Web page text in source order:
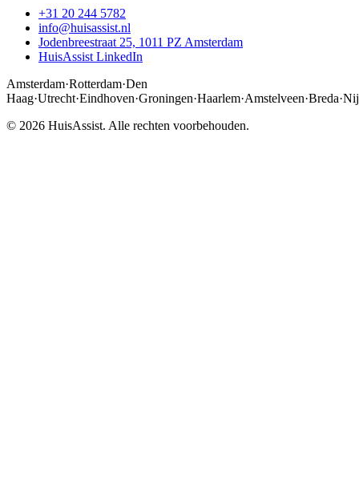
+31 20 244 5782
info@huisassist.nl
Jodenbreestraat 25, 1011 PZ Amsterdam
HuisAssist LinkedIn
Amsterdam·Rotterdam·Den
Haag·Utrecht·Eindhoven·Groningen·Haarlem·Amstelveen·Breda·
© 2026 HuisAssist. Alle rechten voorbehouden.